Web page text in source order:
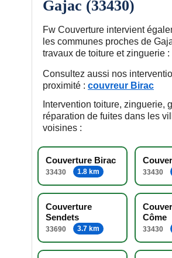
Gajac (33430)
Fw Couverture intervient
les communes proches de
travaux de toiture et zinguerie :
Consultez aussi nos
proximité : couvreur Birac
Intervention toiture, zinguerie,
réparation de fuites dans les
voisines :
Couverture Birac
33430 1.8 km 33430
Couverture
Sendets
33690 3.7 km
Côme
33430